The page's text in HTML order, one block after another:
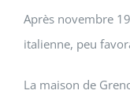
Après novembre
italienne, peu
La maison de